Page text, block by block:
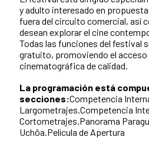
y adulto interesado en
fuera del circuito comercial, así
desean explorar el cine
Todas las funciones del festival
gratuito, promoviendo el acceso
cinematográfica de calidad.
La programación está
secciones:Competencia
Largometrajes.Competencia
Cortometrajes.Panorama
Uchôa.Película de Apertura